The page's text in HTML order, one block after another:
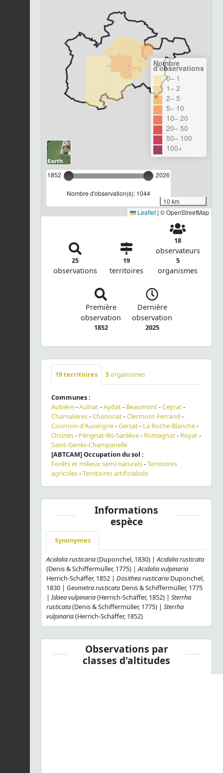
1852 2026
Nombre d'observation(s): 1044
Nombre
d'observations
0– 1
1– 2
2– 5
5– 10
10– 20
20– 50
50– 100
100+
10 km
Leaflet | © OpenStreetMap
25
observations
19
territoires
18
observateurs
5
organismes
Première
observation
1852
Dernière
observation
2025
19territoires 5organismes
Communes :
Aubière-Aulnat-Aydat- Beaumont-Ceyrat-
Chamalières-Chanonat-Clermont-Ferrand -
Cournon-d'Auvergne-Gerzat- La Roche-Blanche-
Orcines- Pérignat-lès-Sarliève- Romagnat- Royat-
Saint-Genès-Champanelle
[ABTCAM] Occupation du sol :
Forêts et milieux semi-naturels-Territoires
agricoles-Territoires artificialisés
Informations
espèce
Synonymes
Acidalia rusticaria(Duponchel, 1830) |Acidalia rusticata
(Denis & Schiffermüller, 1775) |Acidalia vulpinaria
Herrich-Schäffer, 1852 | Dosithea rusticaria Duponchel,
1830 | Geometra rusticata Denis & Schiffermüller, 1775
|Idaea vulpinaria(Herrich-Schäffer, 1852) | Sterrha
rusticata(Denis & Schiffermüller, 1775) | Sterrha
vulpinaria(Herrich-Schäffer, 1852)
Observations par
classes d'altitudes